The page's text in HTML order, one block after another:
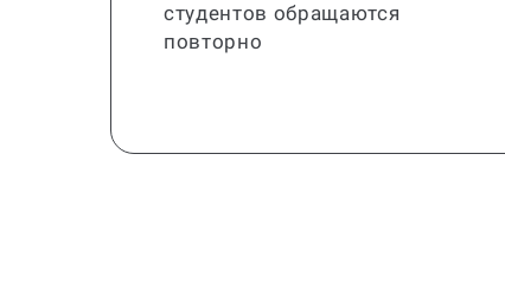
студентов обращаются
повторно